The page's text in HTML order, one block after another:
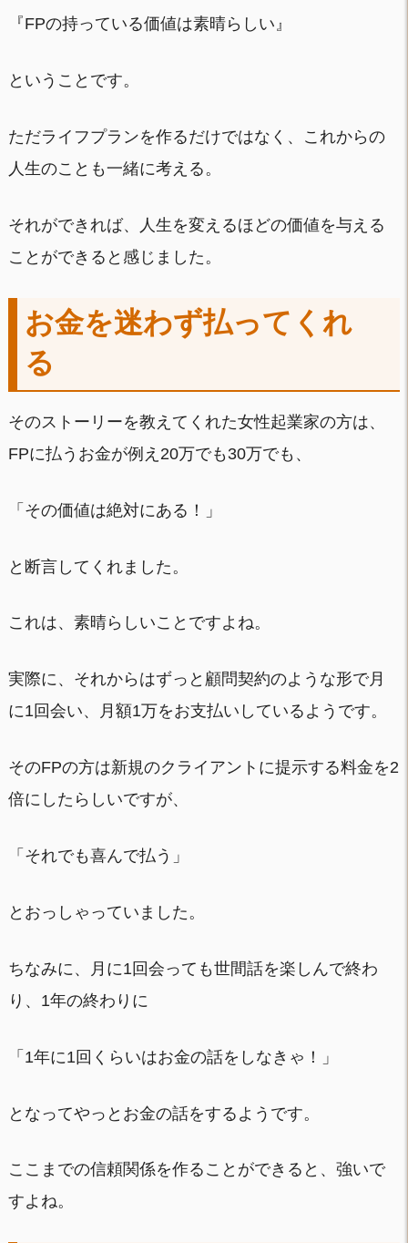
『FPの持っている価値は素晴らしい』
ということです。
ただライフプランを作るだけではなく、これからの
人生のことも一緒に考える。
それができれば、人生を変えるほどの価値を与える
ことができると感じました。
お金を迷わず払ってくれ
る
そのストーリーを教えてくれた女性起業家の方は、
FPに払うお金が例え20万でも30万でも、
「その価値は絶対にある！」
と断言してくれました。
これは、素晴らしいことですよね。
実際に、それからはずっと顧問契約のような形で月
に1回会い、月額1万をお支払いしているようです。
そのFPの方は新規のクライアントに提示する料金を2
倍にしたらしいですが、
「それでも喜んで払う」
とおっしゃっていました。
ちなみに、月に1回会っても世間話を楽しんで終わ
り、1年の終わりに
「1年に1回くらいはお金の話をしなきゃ！」
となってやっとお金の話をするようです。
ここまでの信頼関係を作ることができると、強いで
すよね。